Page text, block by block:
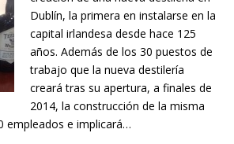
Dublín, la primera en instalarse en la
capital irlandesa desde hace 125
años. Además de los 30 puestos de
trabajo que la nueva destilería
creará tras su apertura, a finales de
2014, la construcción de la misma
empleados e implicará…